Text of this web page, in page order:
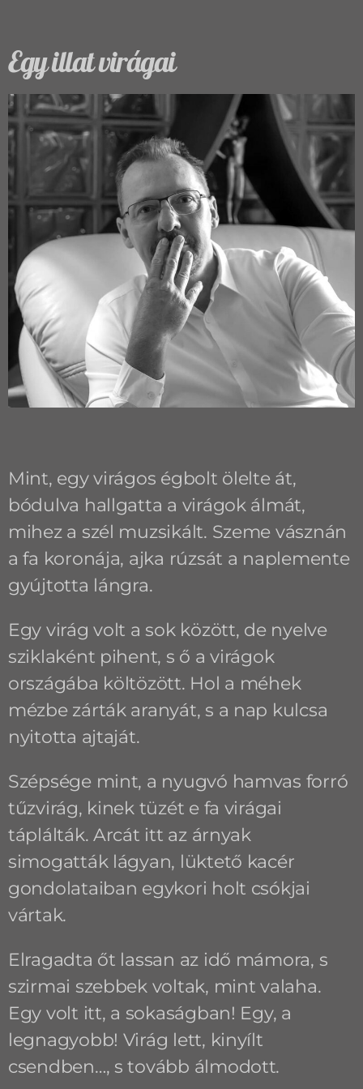
Egy illat virágai
Mint, egy virágos égbolt ölelte át,
bódulva hallgatta a virágok álmát,
mihez a szél muzsikált. Szeme vásznán
a fa koronája, ajka rúzsát a naplemente
gyújtotta lángra.
Egy virág volt a sok között, de nyelve
sziklaként pihent, s ő a virágok
országába költözött. Hol a méhek
mézbe zárták aranyát, s a nap kulcsa
nyitotta ajtaját.
Szépsége mint, a nyugvó hamvas forró
tűzvirág, kinek tüzét e fa virágai
táplálták. Arcát itt az árnyak
simogatták lágyan, lüktető kacér
gondolataiban egykori holt csókjai
vártak.
Elragadta őt lassan az idő mámora, s
szirmai szebbek voltak, mint valaha.
Egy volt itt, a sokaságban! Egy, a
legnagyobb! Virág lett, kinyílt
csendben…, s tovább álmodott.